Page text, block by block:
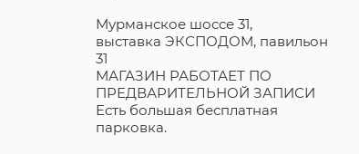
Мурманское шоссе 31,
выставка ЭКСПОДОМ, павильон
31
МАГАЗИН РАБОТАЕТ ПО
ПРЕДВАРИТЕЛЬНОЙ ЗАПИСИ
Есть большая бесплатная
парковка.